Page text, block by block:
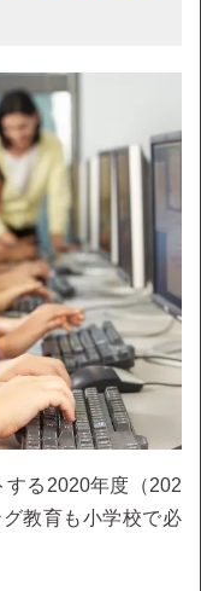
する2020年度（202
教育も小学校で必